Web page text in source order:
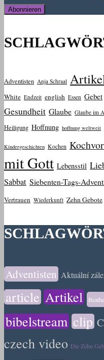
Adventisten Anja Schraal
White Endzeit english Essen Gebet
Gesundheit Glaube Glaube im
Heiligung Hoffnung hoffnung weltweit
Kindergeschichten Kochen
mit Gott Lebensstil
Sabbat Siebenten-Tags-
Vertrauen Wiederkunft Zehn Gebote
Adventisten Aktuální
article Artikel
bibelstream clip
czech video Die Zehn